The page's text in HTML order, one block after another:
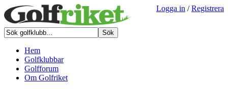
Logga in /Registrera
Hem
Golfklubbar
Golfforum
Om Golfriket